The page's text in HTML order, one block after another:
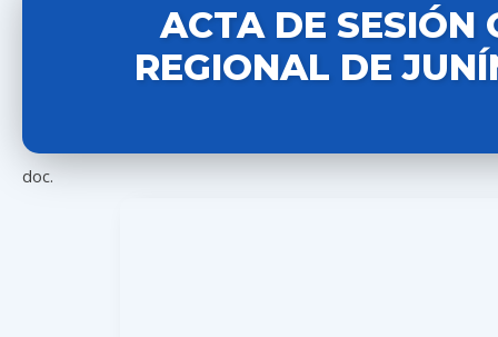
ACTA DE SESIÓN
REGIONAL DE
doc.